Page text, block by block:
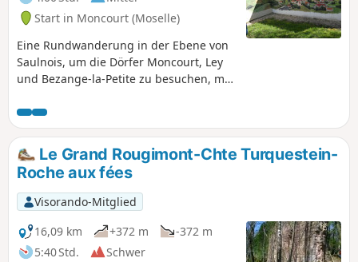
Start in Moncourt (Moselle)
Eine Rundwanderung in der Ebene von
Saulnois, um die Dörfer Moncourt, Ley
und Bezange-la-Petite zu besuchen, mit
Anhöhen der Wanderung. Es handelt
sich um ein Gebiet, in dem man
Überreste der beiden Weltkriege 1914–
1918 und 1940–1944 findet.
Le Grand Rougimont-Chte Turquestein-
Roche aux fées
Visorando-Mitglied
16,09 km
+372 m
-372 m
5:40 Std.
Schwer